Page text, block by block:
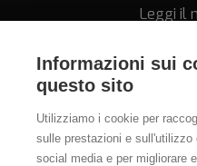
Informazioni sui
questo sito
Utilizziamo i cookie per
sulle prestazioni e
social media e per migliorare
Leggi il